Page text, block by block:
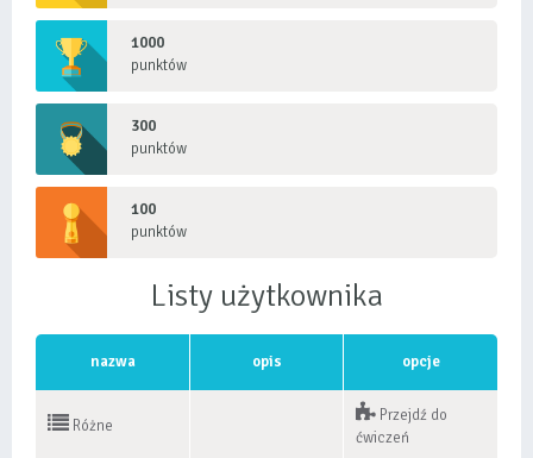
1000
punktów
300
punktów
100
punktów
Listy użytkownika
nazwa opis opcje
Różne
Przejdź do
ćwiczeń